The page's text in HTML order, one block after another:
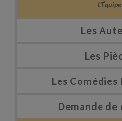
L’Équipe
Les
Les
Les Comédies
Demande